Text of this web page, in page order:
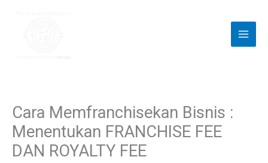
Cara Memfranchisekan Bisnis :
Menentukan FRANCHISE FEE
DAN ROYALTY FEE